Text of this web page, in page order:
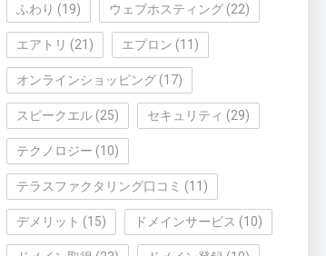
ふわり (19) ウェブホスティング(22)
エアトリ (21) エプロン (11)
オンラインショッピング(17)
スピークエル(25) セキュリティ (29)
テクノロジー (10)
テラスファクタリング口コミ (11)
デメリット (15) ドメインサービス (10)